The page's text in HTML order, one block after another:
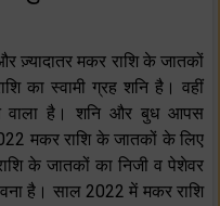
ज़्यादातर मकर राशि के जातकों
का स्वामी ग्रह शनि है। वहीं
वाला है। शनि और बुध आपस
मकर राशि के जातकों के लिए
के जातकों का निजी व पेशेवर
है। साल 2022 में मकर राशि